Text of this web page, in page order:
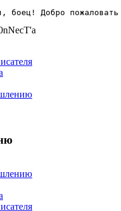
боец! Добро